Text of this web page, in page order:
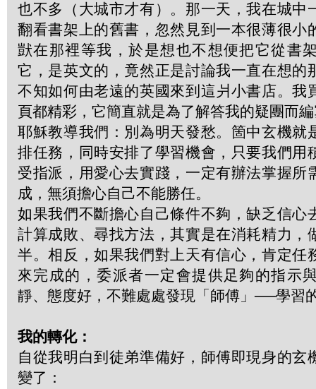
也不多（大城市才有）。那一天，我在城中
翻看書架上的舊書，忽然見到一本很薄很小
獃在那裡等我，於是想也不想便把它從書
它，是英文的，竟然正是討論我一直在想的
不知如何由老遠的英國來到這爿小書店。我
頁都精彩，它簡直就是為了解答我的疑團而
耶穌教導我們：別為明天發愁。箇中玄機就
排任務，同時安排了學習機會，只要我們用
受指派，用愛心去實踐，一定有辦法掌握所
成，無須擔心自己不能勝任。
如果我們不斷擔心自己條件不夠，缺乏信心
計算成敗、尋找方法，其實是在消耗精力，
半。相反，如果我們對上天有信心，肯定任
來完成的，委派者一定會提供足夠的指示
靜、態度好，不難處處發現「師傅」──學習
我的轉化：
自從我明白到徒弟準備好，師傅即現身的玄
變了：